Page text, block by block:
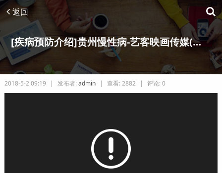
返回
[疾病预防介绍]贵州慢性病-艺客映画传媒(深圳)有限公司
2018-5-2 09:19 | 发布者:admin | 查看:2882 | 评论: 0